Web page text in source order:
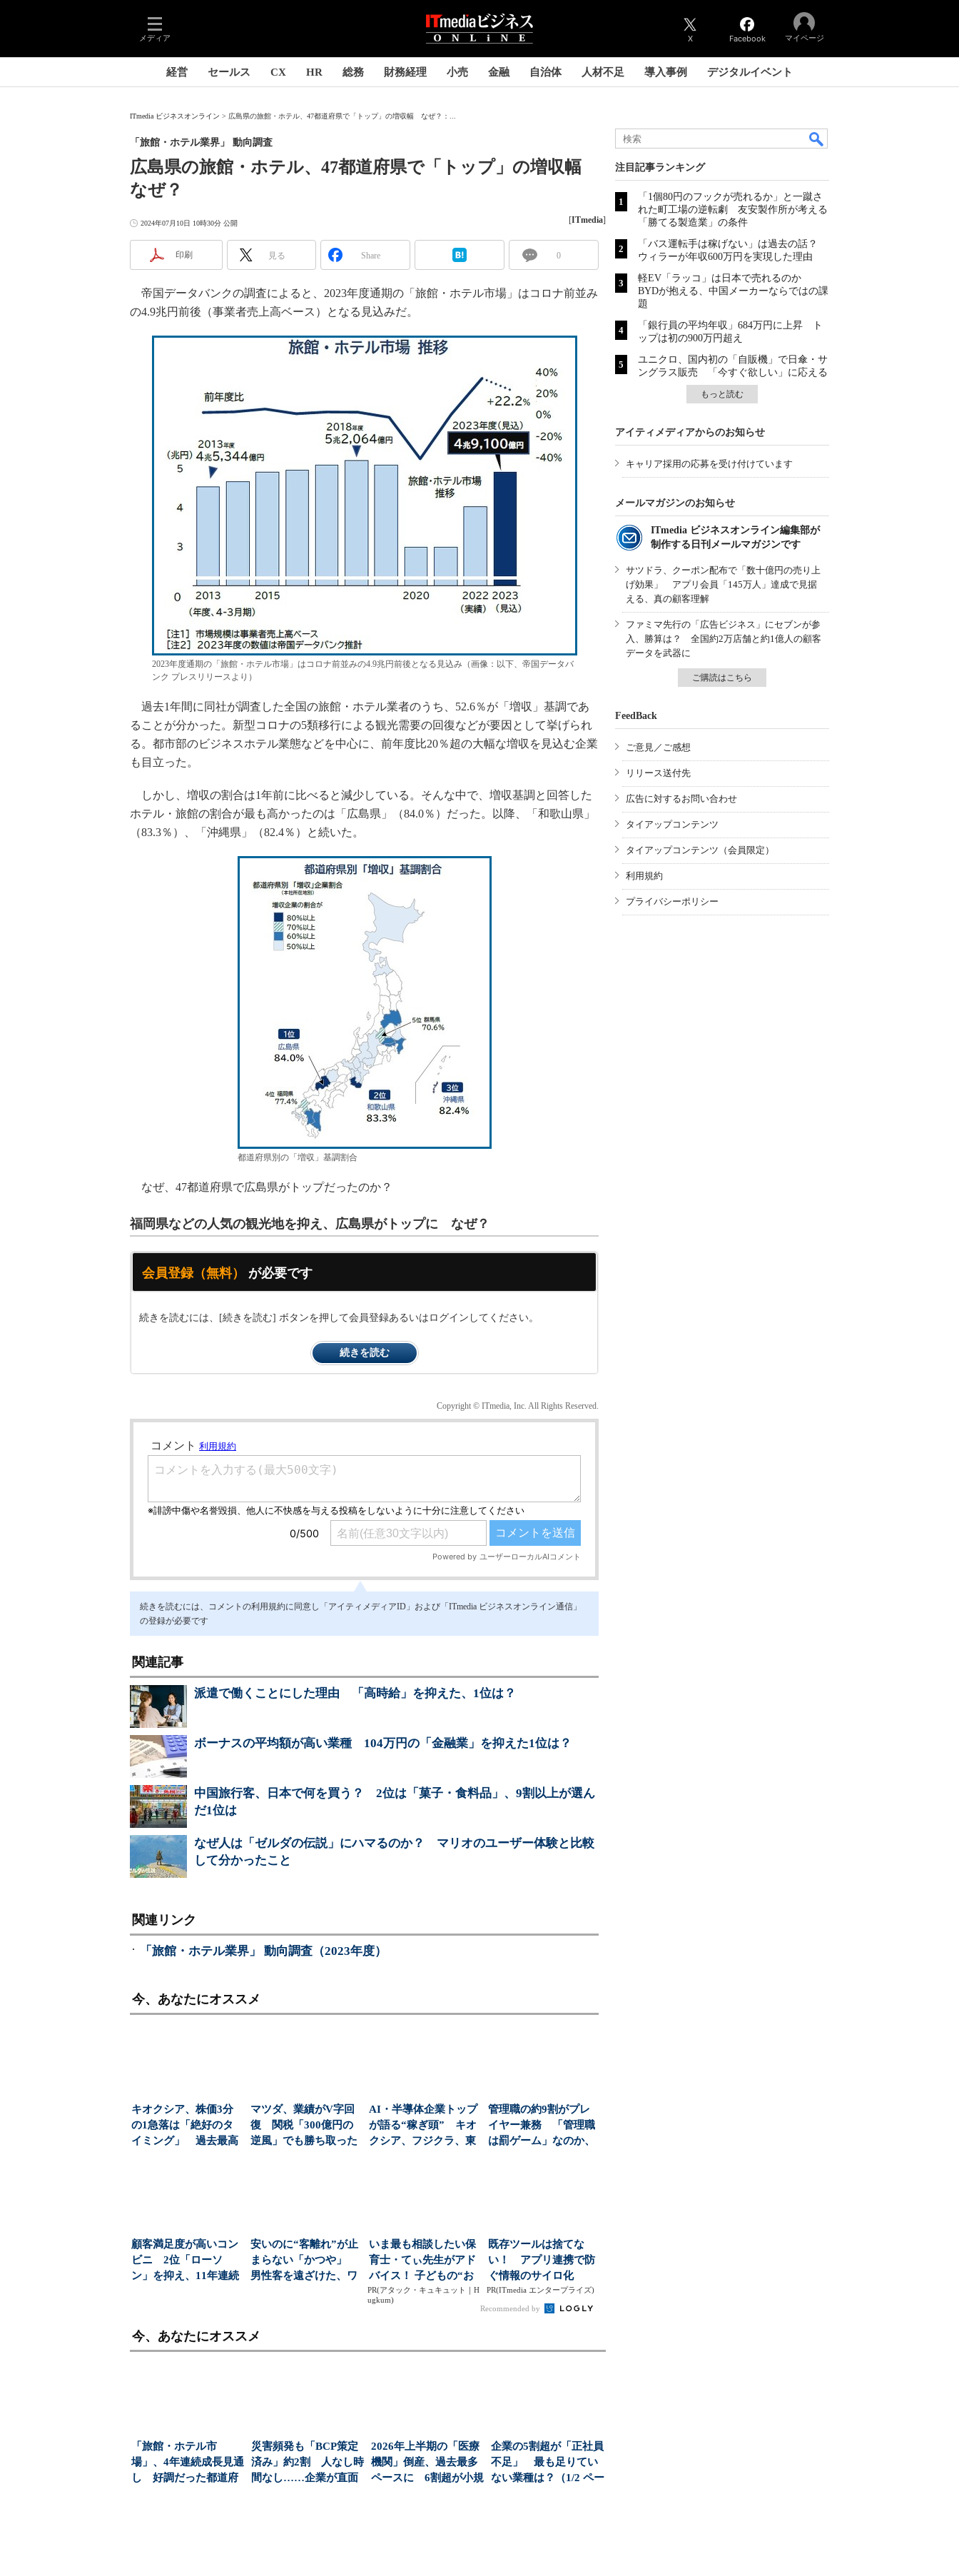
メディア X Facebook マイページ
経営 セールス CX HR 総務 財務経理 小売 金融 自治体 人材不足 導入事例 デジタルイベント
ITmedia ビジネスオンライン 広島県の旅館・ホテル、47都道府県で「トップ」の増収幅 なぜ？：...
広島県の旅館・ホテル、47都道府県で「トップ」の増収幅
なぜ？
「旅館・ホテル業界」 動向調査
2024年07月10日 10時30分 公開 [ITmedia]
印刷 見る Share 0
帝国データバンクの調査によると、2023年度通期の「旅館・ホテル市場」はコロナ前並み
の4.9兆円前後（事業者売上高ベース）となる見込みだ。
2023年度通期の「旅館・ホテル市場」はコロナ前並みの4.9兆円前後となる見込み（画像：以下、帝国データバ
ンク プレスリリースより）
過去1年間に同社が調査した全国の旅館・ホテル業者のうち、52.6％が「増収」基調であ
ることが分かった。新型コロナの5類移行による観光需要の回復などが要因として挙げられ
る。都市部のビジネスホテル業態などを中心に、前年度比20％超の大幅な増収を見込む企業
も目立った。
しかし、増収の割合は1年前に比べると減少している。そんな中で、増収基調と回答した
ホテル・旅館の割合が最も高かったのは「広島県」（84.0％）だった。以降、「和歌山県」
（83.3％）、「沖縄県」（82.4％）と続いた。
都道府県別の「増収」基調割合
なぜ、47都道府県で広島県がトップだったのか？
福岡県などの人気の観光地を抑え、広島県がトップに なぜ？
会員登録（無料） が必要です
続きを読むには、[続きを読む] ボタンを押して会員登録あるいはログインしてください。
続きを読む
Copyright © ITmedia, Inc. All Rights Reserved.
続きを読むには、コメントの利用規約に同意し「アイティメディアID」および「ITmedia ビジネスオンライン通信」
の登録が必要です
関連記事
派遣で働くことにした理由 「高時給」を抑えた、1位は？
ボーナスの平均額が高い業種 104万円の「金融業」を抑えた1位は？
中国旅行客、日本で何を買う？ 2位は「菓子・食料品」、9割以上が選ん
だ1位は
なぜ人は「ゼルダの伝説」にハマるのか？ マリオのユーザー体験と比較
して分かったこと
関連リンク
「旅館・ホテル業界」 動向調査（2023年度）
今、あなたにオススメ
キオクシア、株価3分
の1急落は「絶好のタ
イミング」 過去最高
マツダ、業績がV字回
復 関税「300億円の
逆風」でも勝ち取った
AI・半導体企業トップ
が語る“稼ぎ頭” キオ
クシア、フジクラ、東
管理職の約9割がプレ
イヤー兼務 「管理職
は罰ゲーム」なのか、
顧客満足度が高いコン
ビニ 2位「ローソ
ン」を抑え、11年連続
安いのに“客離れ”が止
まらない「かつや」
男性客を遠ざけた、ワ
いま最も相談したい保
育士・てぃ先生がアド
バイス！ 子どもの“お
てつだい”に、どん...
PR(アタック・キュキュット｜H
ugkum)
既存ツールは捨てな
い！ アプリ連携で防
ぐ情報のサイロ化
PR(ITmedia エンタープライズ)
Recommended by
今、あなたにオススメ
「旅館・ホテル市
場」、4年連続成長見通
し 好調だった都道府
災害頻発も「BCP策定
済み」約2割 人なし時
間なし……企業が直面
2026年上半期の「医療
機関」倒産、過去最多
ペースに 6割超が小規
企業の5割超が「正社員
不足」 最も足りてい
ない業種は？（1/2 ペー
注目記事ランキング
「1個80円のフックが売れるか」と一蹴さ
れた町工場の逆転劇 友安製作所が考える
「勝てる製造業」の条件
「バス運転手は稼げない」は過去の話？
ウィラーが年収600万円を実現した理由
軽EV「ラッコ」は日本で売れるのか
BYDが抱える、中国メーカーならではの課
題
「銀行員の平均年収」684万円に上昇 ト
ップは初の900万円超え
ユニクロ、国内初の「自販機」で日傘・サ
ングラス販売 「今すぐ欲しい」に応える
もっと読む
アイティメディアからのお知らせ
キャリア採用の応募を受け付けています
メールマガジンのお知らせ
ITmedia ビジネスオンライン編集部が
制作する日刊メールマガジンです
サツドラ、クーポン配布で「数十億円の売り上
げ効果」 アプリ会員「145万人」達成で見据
える、真の顧客理解
ファミマ先行の「広告ビジネス」にセブンが参
入、勝算は？ 全国約2万店舗と約1億人の顧客
データを武器に
ご購読はこちら
FeedBack
ご意見／ご感想
リリース送付先
広告に対するお問い合わせ
タイアップコンテンツ
タイアップコンテンツ（会員限定）
利用規約
プライバシーポリシー